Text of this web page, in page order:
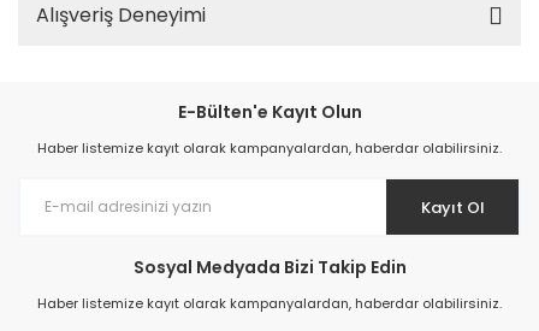
Alışveriş Deneyimi
E-Bülten'e Kayıt Olun
Haber listemize kayıt olarak kampanyalardan, haberdar olabilirsiniz.
Kayıt Ol
Sosyal Medyada Bizi Takip Edin
Haber listemize kayıt olarak kampanyalardan, haberdar olabilirsiniz.